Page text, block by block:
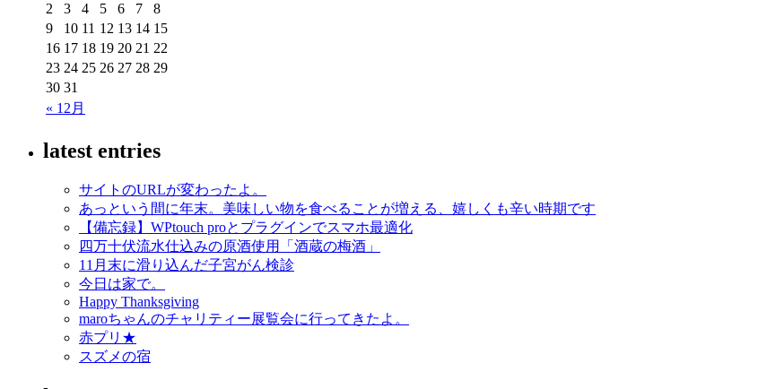
« 12月
2
3 4 5 6 7
8
9
10 11 12 13 14 15
16 17 18 19 20 21 22
23 24 25 26 27 28 29
30 31
latest entries
サイトのURLが変わったよ。
あっという間に年末。美味しい物を食べることが増える、嬉しくも辛い時期です
【備忘録】WPtouch proとプラグインでスマホ最適化
四万十伏流水仕込みの原酒使用「酒蔵の梅酒」
11月末に滑り込んだ子宮がん検診
今日は家で。
Happy Thanksgiving
maroちゃんのチャリティー展覧会に行ってきたよ。
赤プリ★
スズメの宿